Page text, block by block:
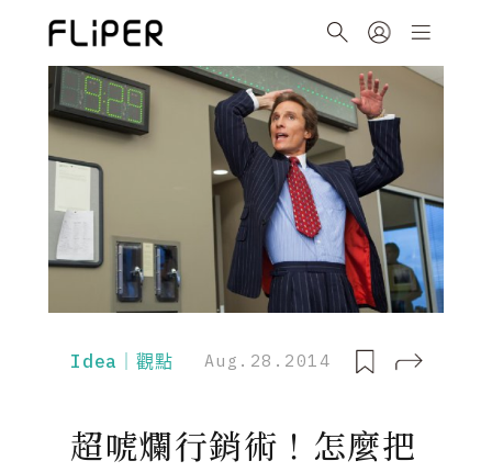
Idea｜觀點 Aug.28.2014
超唬爛行銷術！怎麼把